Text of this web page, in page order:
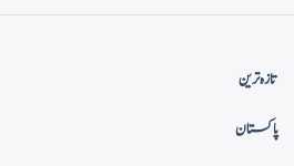
تازہ ترین
پاکستان